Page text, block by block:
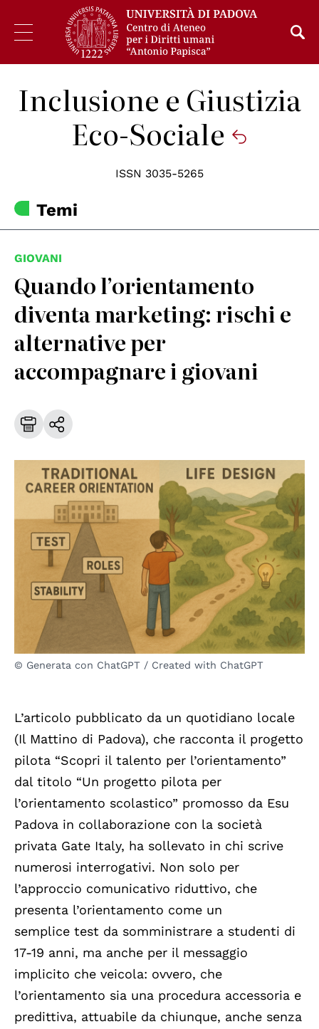
Inclusione e Giustizia
Eco-Sociale
ISSN 3035-5265
Temi
GIOVANI
Quando l’orientamento
diventa marketing: rischi e
alternative per
accompagnare i giovani
© Generata con ChatGPT / Created with ChatGPT
L’articolo pubblicato da un quotidiano locale
(Il Mattino di Padova), che racconta il progetto
pilota “Scopri il talento per l’orientamento”
dal titolo “Un progetto pilota per
l’orientamento scolastico” promosso da Esu
Padova in collaborazione con la società
privata Gate Italy, ha sollevato in chi scrive
numerosi interrogativi. Non solo per
l’approccio comunicativo riduttivo, che
presenta l’orientamento come un
semplice test da somministrare a studenti di
17-19 anni, ma anche per il messaggio
implicito che veicola: ovvero, che
l’orientamento sia una procedura accessoria e
predittiva, attuabile da chiunque, anche senza